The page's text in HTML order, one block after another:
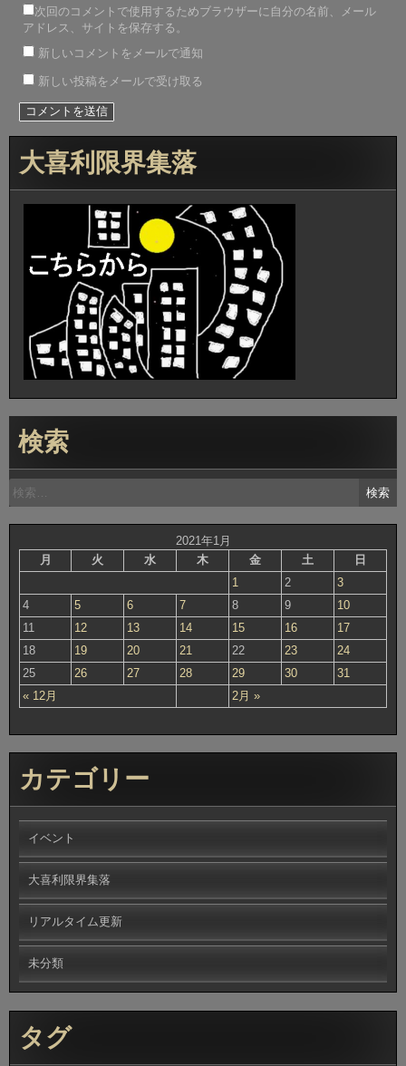
次回のコメントで使用するためブラウザーに自分の名前、メール
アドレス、サイトを保存する。
新しいコメントをメールで通知
新しい投稿をメールで受け取る
大喜利限界集落
検索
検
索:
2021年1月
月
火 水 木 金 土 日
« 12月 2月 »
1 2
3
4
5 6 7 8 9
10
11
12 13 14 15 16
17
18
19 20 21 22 23
24
25
26 27 28 29 30 31
カテゴリー
イベント
大喜利限界集落
リアルタイム更新
未分類
タグ